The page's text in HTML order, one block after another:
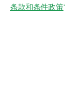
条款和条件政策